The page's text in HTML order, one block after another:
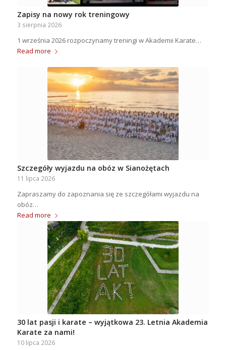
Zapisy na nowy rok treningowy
3 sierpnia 2026
1 września 2026 rozpoczynamy treningi w Akademii Karate…
Read more
Szczegóły wyjazdu na obóz w Sianożętach
11 lipca 2026
Zapraszamy do zapoznania się ze szczegółami wyjazdu na
obóz…
Read more
30 lat pasji i karate – wyjątkowa 23. Letnia Akademia
Karate za nami!
10 lipca 2026